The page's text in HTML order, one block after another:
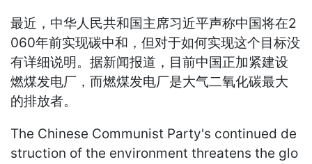
最近，中华人民共和国主席习近平声称中国将在2
060年前实现碳中和，但对于如何实现这个目标没
有详细说明。据新闻报道，目前中国正加紧建设
燃煤发电厂，而燃煤发电厂是大气二氧化碳最大
的排放者。
The Chinese Communist Party's continued de
struction of the environment threatens the glo